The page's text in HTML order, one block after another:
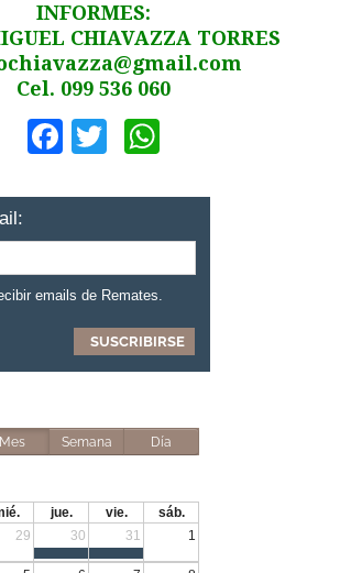
INFORMES:
CHIAVAZZA TORRES
Cel. 099 536 060
Facebook
Twitter
emails de Remates.
Mes Semana Día
jue. vie.
sáb.
29 30 31 1